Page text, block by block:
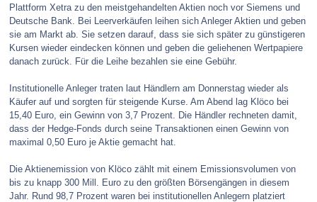
Plattform Xetra zu den meistgehandelten Aktien noch vor Siemens und
Deutsche Bank. Bei Leerverkäufen leihen sich Anleger Aktien und geben
sie am Markt ab. Sie setzen darauf, dass sie sich später zu günstigeren
Kursen wieder eindecken können und geben die geliehenen Wertpapiere
danach zurück. Für die Leihe bezahlen sie eine Gebühr.
Institutionelle Anleger traten laut Händlern am Donnerstag wieder als
Käufer auf und sorgten für steigende Kurse. Am Abend lag Klöco bei
15,40 Euro, ein Gewinn von 3,7 Prozent. Die Händler rechneten damit,
dass der Hedge-Fonds durch seine Transaktionen einen Gewinn von
maximal 0,50 Euro je Aktie gemacht hat.
Die Aktienemission von Klöco zählt mit einem Emissionsvolumen von
bis zu knapp 300 Mill. Euro zu den größten Börsengängen in diesem
Jahr. Rund 98,7 Prozent waren bei institutionellen Anlegern platziert